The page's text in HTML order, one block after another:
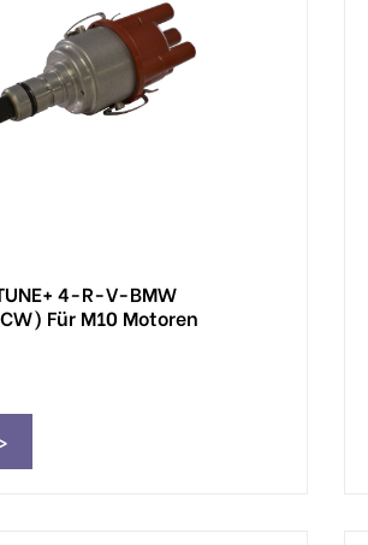
4-R-V-BMW
Für M10 Motoren